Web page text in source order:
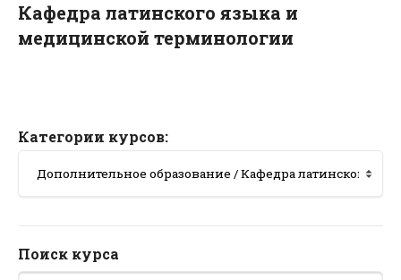
Кафедра латинского языка и
медицинской терминологии
Категории курсов:
Поиск курса